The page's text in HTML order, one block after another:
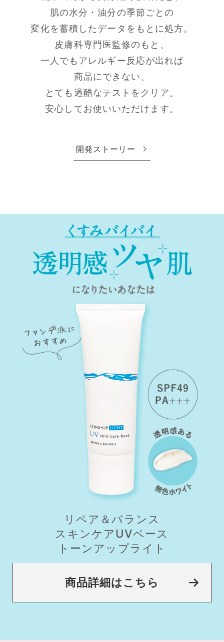
肌の水分・油分の季節ごとの
変化を蓄積したデータをもとに処方。
皮膚科専門医監修のもと、
一人でもアレルギー反応が出れば
商品にできない、
とても過酷なテストをクリア。
安心してお使いいただけます。
開発ストーリー
リペア＆バランス
スキンケアUVベース
トーンアップライト
商品詳細はこちら